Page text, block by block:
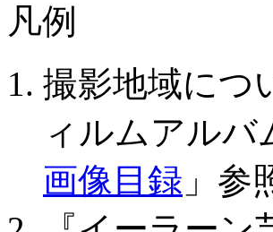
凡例
撮影地域につ
ィルムアル
画像目録 」参